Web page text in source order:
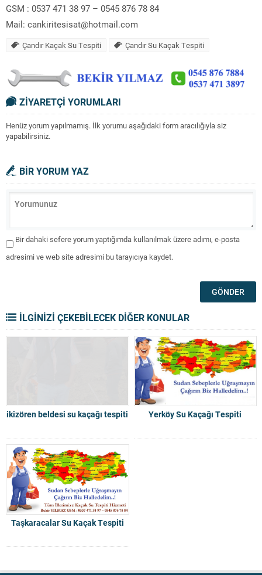
GSM : 0537 471 38 97 – 0545 876 78 84
Mail: cankiritesisat@hotmail.com
Çandır Kaçak Su Tespiti Çandır Su Kaçak Tespiti
ZİYARETÇİ YORUMLARI
Henüz yorum yapılmamış. İlk yorumu aşağıdaki form aracılığıyla siz
yapabilirsiniz.
BİR YORUM YAZ
Bir dahaki sefere yorum yaptığımda kullanılmak üzere adımı, e-posta
adresimi ve web site adresimi bu tarayıcıya kaydet.
İLGİNİZİ ÇEKEBİLECEK DİĞER KONULAR
ikizören beldesi su kaçağı tespiti Yerköy Su Kaçağı Tespiti
Taşkaracalar Su Kaçak Tespiti